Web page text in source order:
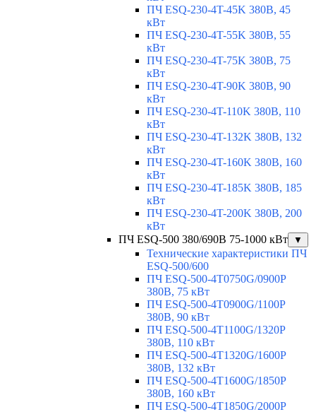
ПЧ ESQ-230-4T-45K 380В, 45
кВт
ПЧ ESQ-230-4T-55K 380В, 55
кВт
ПЧ ESQ-230-4T-75K 380В, 75
кВт
ПЧ ESQ-230-4T-90K 380В, 90
кВт
ПЧ ESQ-230-4T-110K 380В, 110
кВт
ПЧ ESQ-230-4T-132K 380В, 132
кВт
ПЧ ESQ-230-4T-160K 380В, 160
кВт
ПЧ ESQ-230-4T-185K 380В, 185
кВт
ПЧ ESQ-230-4T-200K 380В, 200
кВт
ПЧ ESQ-500 380/690В 75-1000 кВт
▼
Технические характеристики ПЧ
ESQ-500/600
ПЧ ESQ-500-4T0750G/0900P
380В, 75 кВт
ПЧ ESQ-500-4T0900G/1100P
380В, 90 кВт
ПЧ ESQ-500-4T1100G/1320P
380В, 110 кВт
ПЧ ESQ-500-4T1320G/1600P
380В, 132 кВт
ПЧ ESQ-500-4T1600G/1850P
380В, 160 кВт
ПЧ ESQ-500-4T1850G/2000P